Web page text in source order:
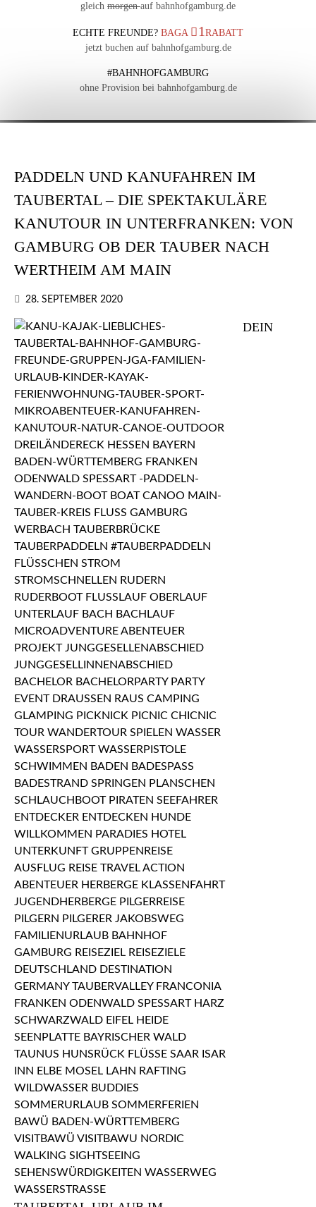
gleich morgenauf bahnhofgamburg.de
ECHTE FREUNDE?BAGA 1 RABATT
jetzt buchen auf bahnhofgamburg.de
#BAHNHOFGAMBURG
ohne Provision bei bahnhofgamburg.de
PADDELN UND KANUFAHREN IM
TAUBERTAL – DIE SPEKTAKULÄRE
KANUTOUR IN UNTERFRANKEN: VON
GAMBURG OB DER TAUBER NACH
WERTHEIM AM MAIN
28. SEPTEMBER 2020
DEIN